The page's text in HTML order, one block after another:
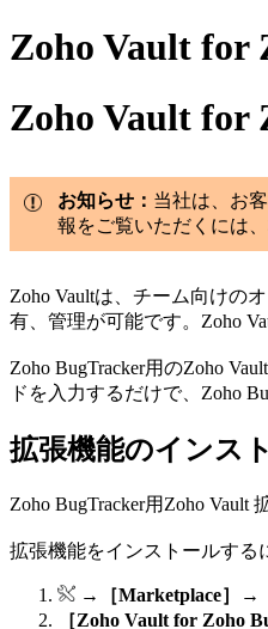
Zoho Vault for
Zoho Vault for
お知らせ： 当社は、お
報をご覧いただくには
Zoho Vaultは、チーム向けの
有、管理が可能です。Zoho
Zoho BugTracker用のZoho
ドを入力するだけで、Zoho
拡張機能のインス
Zoho BugTracker用Zoho Vault
拡張機能をインストールする
→ ［Marketplace］ →
［Zoho Vault for Zoho